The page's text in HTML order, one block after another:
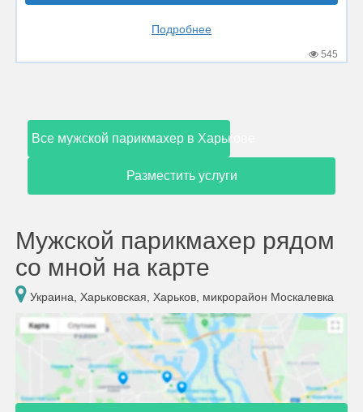
Подробнее
545
Все мужской парикмахер в Харькове
Разместить услуги
Мужской парикмахер рядом
со мной на карте
Украина, Харьковская, Харьков, микрорайон Москалевка